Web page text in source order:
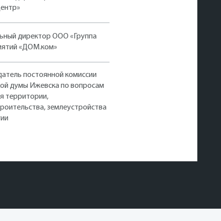
Мы выйдем
понять, насколько
граждан»,—
директор ООО «Группа
«ДОМ.ком»
постоянной комиссии
думы Ижевска по вопросам
территории,
землеустройства